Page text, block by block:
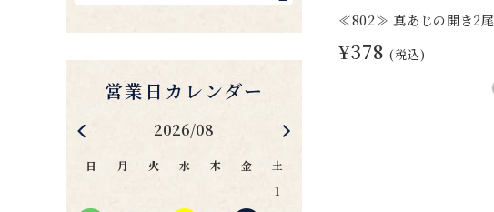
≪802≫ 真あじの開き2尾
¥378 (税込)
2026/08
日 月 火 水 木 金
土
1